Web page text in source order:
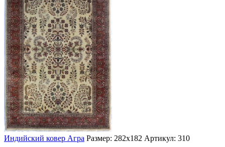
Индийский ковер Агра Размер: 282х182 Артикул: 310